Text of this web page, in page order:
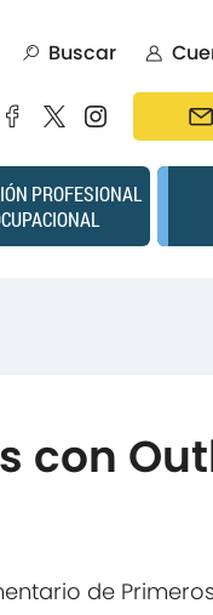
Buscar
PROFESIONAL
con
de